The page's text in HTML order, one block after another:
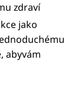
zdraví
jako
abyvám